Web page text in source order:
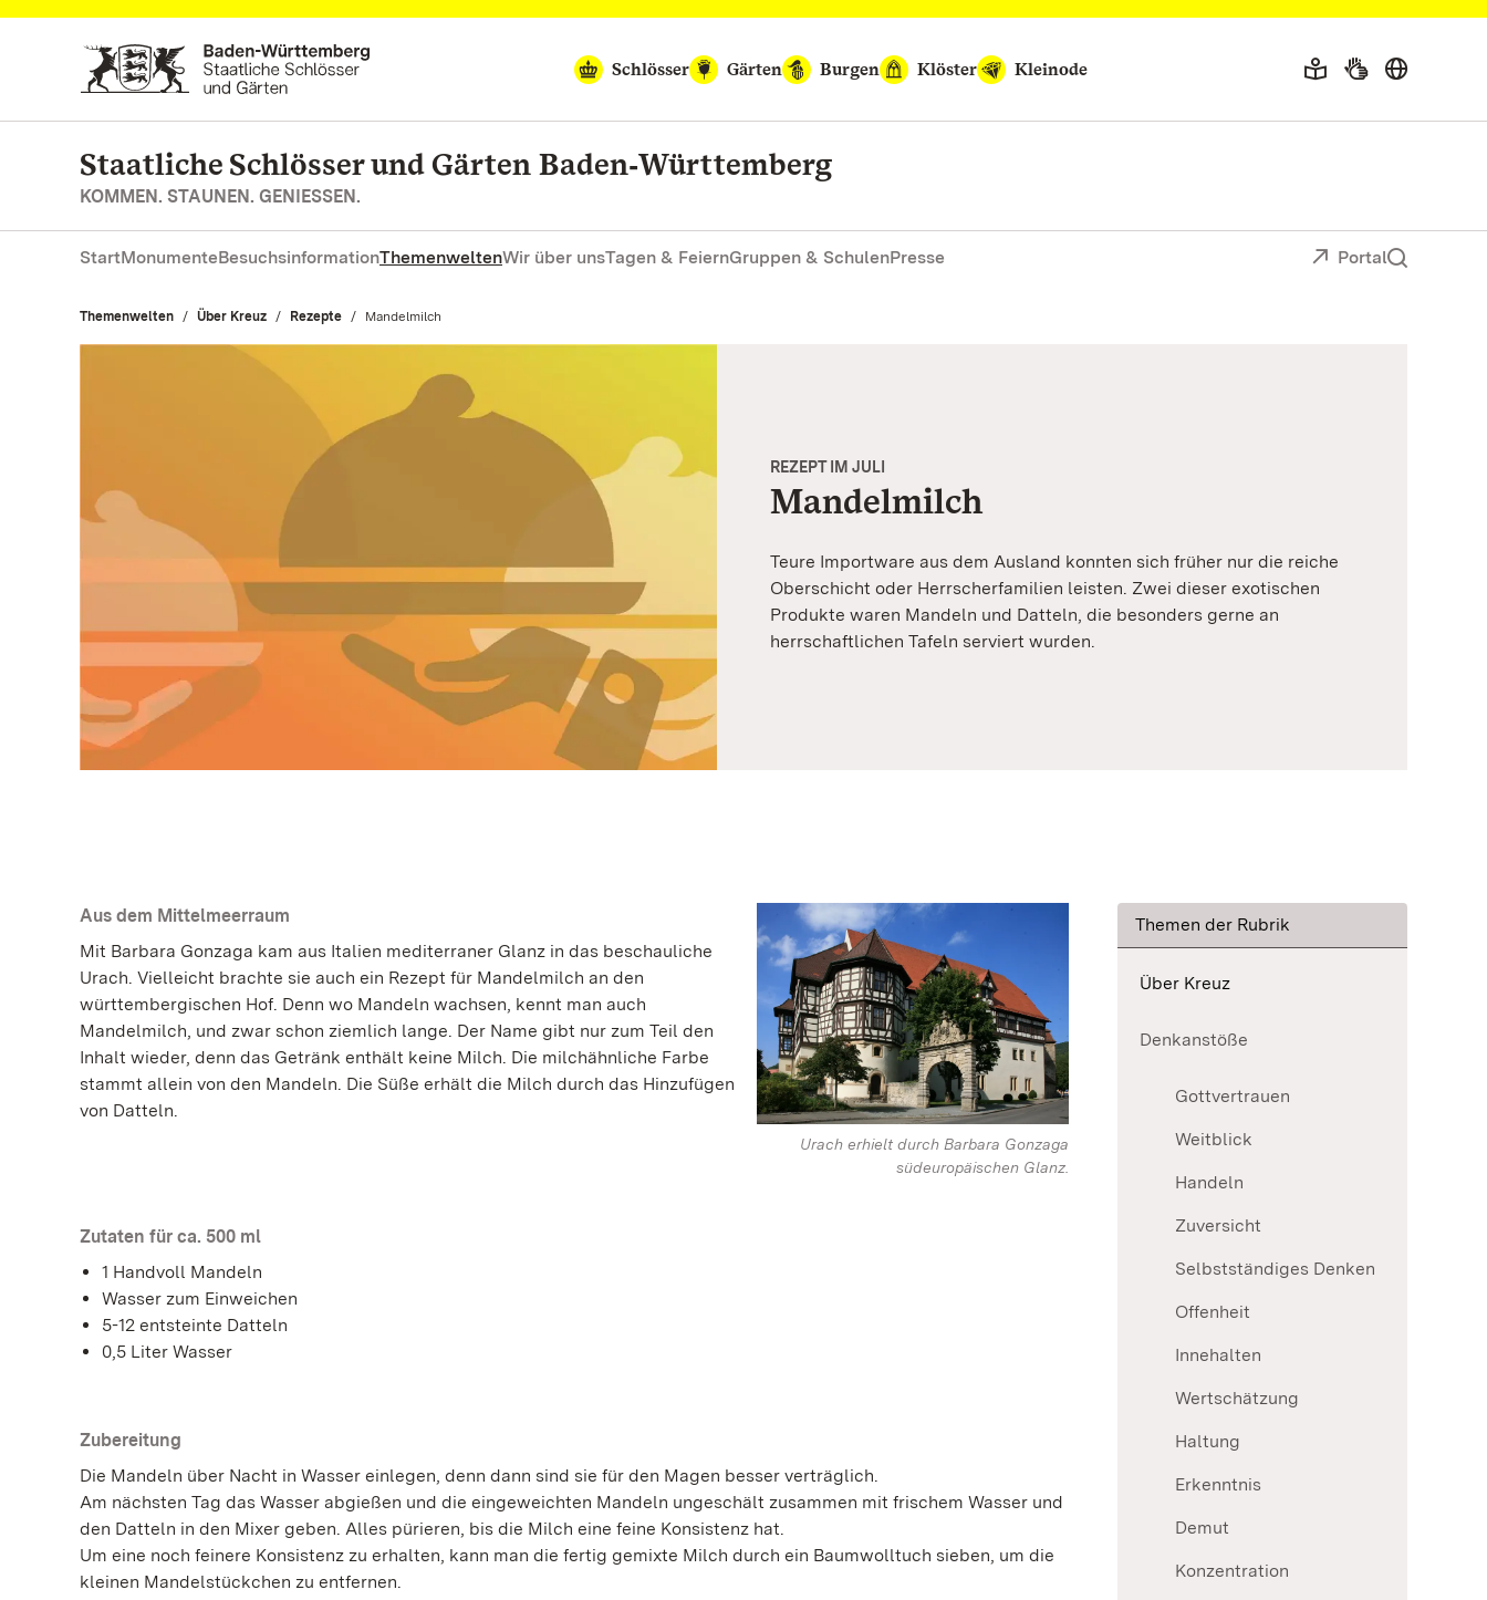
Zum Hauptinhalt springen
Schlösser
Gärten Burgen Klöster Kleinode
Staatliche Schlösser und Gärten Baden‑Württemberg
KOMMEN. STAUNEN. GENIESSEN.
StartMonumenteBesuchsinformationThemenweltenWir über unsTagen & FeiernGruppen & SchulenPresse Portal
Themenwelten Über Kreuz Rezepte Aktuell:
Mandelmilch
REZEPT IM JULI
Mandelmilch
Teure Importware aus dem Ausland konnten sich früher nur die reiche
Oberschicht oder Herrscherfamilien leisten. Zwei dieser exotischen
Produkte waren Mandeln und Datteln, die besonders gerne an
herrschaftlichen Tafeln serviert wurden.
Urach erhielt durch Barbara Gonzaga
südeuropäischen Glanz.
Aus dem Mittelmeerraum
Mit Barbara Gonzaga kam aus Italien mediterraner Glanz in das beschauliche
Urach. Vielleicht brachte sie auch ein Rezept für Mandelmilch an den
württembergischen Hof. Denn wo Mandeln wachsen, kennt man auch
Mandelmilch, und zwar schon ziemlich lange. Der Name gibt nur zum Teil den
Inhalt wieder, denn das Getränk enthält keine Milch. Die milchähnliche Farbe
stammt allein von den Mandeln. Die Süße erhält die Milch durch das Hinzufügen
von Datteln.
Zutaten für ca. 500 ml
1 Handvoll Mandeln
Wasser zum Einweichen
5-12 entsteinte Datteln
0,5 Liter Wasser
Zubereitung
Die Mandeln über Nacht in Wasser einlegen, denn dann sind sie für den Magen besser verträglich.
Am nächsten Tag das Wasser abgießen und die eingeweichten Mandeln ungeschält zusammen mit frischem Wasser und
den Datteln in den Mixer geben. Alles pürieren, bis die Milch eine feine Konsistenz hat.
Um eine noch feinere Konsistenz zu erhalten, kann man die fertig gemixte Milch durch ein Baumwolltuch sieben, um die
kleinen Mandelstückchen zu entfernen.
Themen der Rubrik
Über Kreuz
Denkanstöße
Gottvertrauen
Weitblick
Handeln
Zuversicht
Selbstständiges Denken
Offenheit
Innehalten
Wertschätzung
Haltung
Erkenntnis
Demut
Konzentration